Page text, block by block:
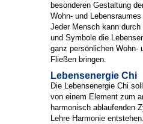
besonderen Gestaltung
Wohn- und
Jeder Mensch kann
und Symbole die
ganz persönlichen Wohn-
Fließen bringen.
Lebensenergie Chi
Die Lebensenergie Chi
von einem Element zum
harmonisch ablaufenden
Lehre Harmonie